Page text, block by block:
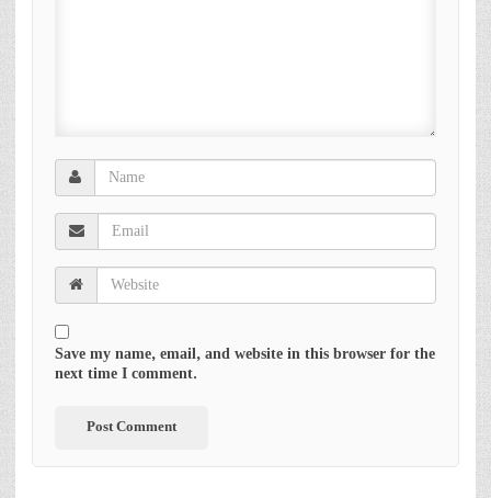
Save my name, email, and website in this browser for the
next time I comment.